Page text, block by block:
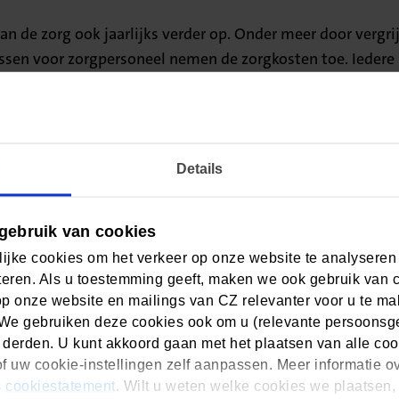
Details
van cookies
cookies om het verkeer op onze website te
Als u toestemming geeft, maken we ook gebruik van
onze website en mailings van CZ relevanter voor u te
gebruiken deze cookies ook om u (relevante
U kunt akkoord gaan met het plaatsen van alle
uw cookie-instellingen zelf aanpassen. Meer informatie
cookiestatement . Wilt u weten welke cookies we
de zorg ook jaarlijks verder op. Onder meer door
voor zorgpersoneel nemen de zorgkosten toe.
hoge kwaliteit en breed toegankelijke zorg voor
op zorgpersoneel en toenemende zorgkosten die de
de samenleving levert dit knelpunten op, want
Terwijl deze domeinen juist ook heel belangrijk zijn
betaalbaar en toegankelijk te houden.” aldus De Groot.
meer druk op het zorgpersoneel. Het wordt steeds
Om de zorg goed, betaalbaar en toegankelijk te
bijdraagt aan het welbevinden en levenskwaliteit